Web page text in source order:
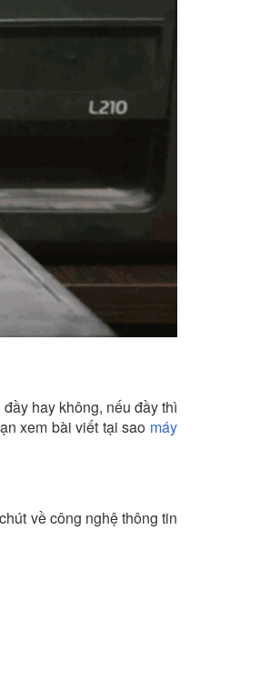
hay không, nếu đầy thì
xem bài viết tại sao máy
về công nghệ thông tin